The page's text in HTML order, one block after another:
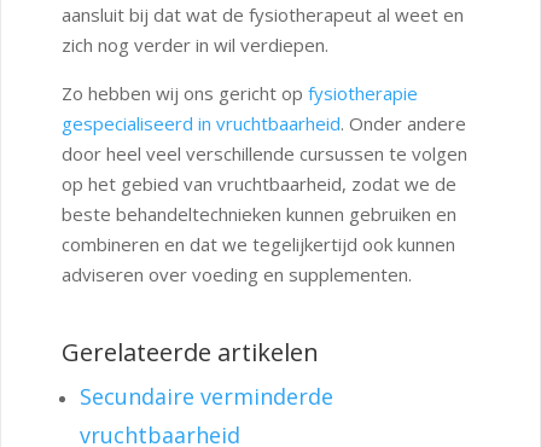
aansluit bij dat wat de fysiotherapeut al weet en
zich nog verder in wil verdiepen.
Zo hebben wij ons gericht op fysiotherapie
gespecialiseerd in vruchtbaarheid. Onder andere
door heel veel verschillende cursussen te volgen
op het gebied van vruchtbaarheid, zodat we de
beste behandeltechnieken kunnen gebruiken en
combineren en dat we tegelijkertijd ook kunnen
adviseren over voeding en supplementen.
Gerelateerde artikelen
Secundaire verminderde
vruchtbaarheid